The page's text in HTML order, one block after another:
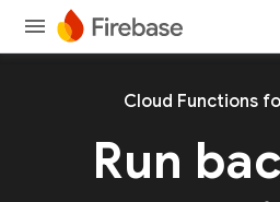
Cloud Functions
Run